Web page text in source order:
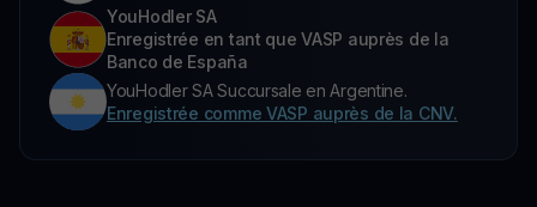
YouHodler SA
Enregistrée en tant que VASP auprès de la
Banco de España
YouHodler SA Succursale en Argentine.
Enregistrée comme VASP auprès de la CNV.